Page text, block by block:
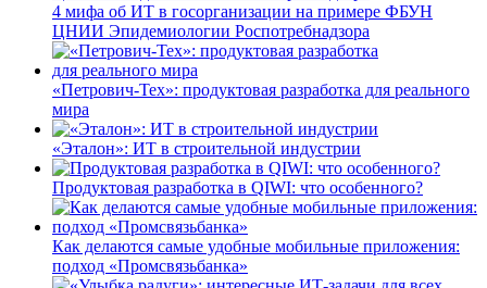
4 мифа об ИТ в госорганизации на примере ФБУН
ЦНИИ Эпидемиологии Роспотребнадзора
«Петрович-Тех»: продуктовая разработка для реального
мира
«Эталон»: ИТ в строительной индустрии
Продуктовая разработка в QIWI: что особенного?
Как делаются самые удобные мобильные приложения:
подход «Промсвязьбанка»